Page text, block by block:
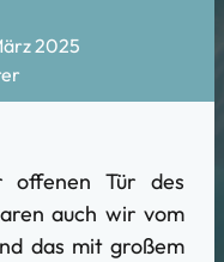
2025
offenen Tür des
auch wir vom
das mit großem